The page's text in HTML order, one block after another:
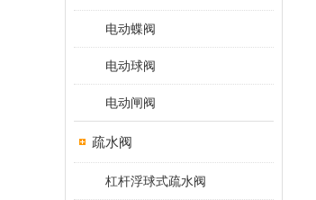
电动蝶阀
电动球阀
电动闸阀
疏水阀
杠杆浮球式疏水阀